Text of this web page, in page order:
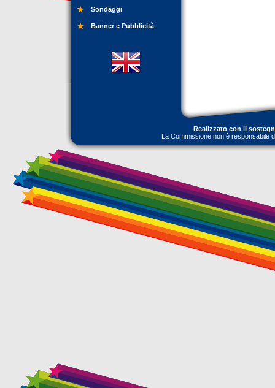
Sondaggi
Banner e Pubblicità
Realizzato con il
La Commissione non è responsabile